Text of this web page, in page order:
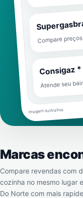
Compare preços
Consigaz
Atende seu
Imagem ilustrativa
Marcas
Compare revendas com
cozinha no mesmo lugar
Do Norte com mais